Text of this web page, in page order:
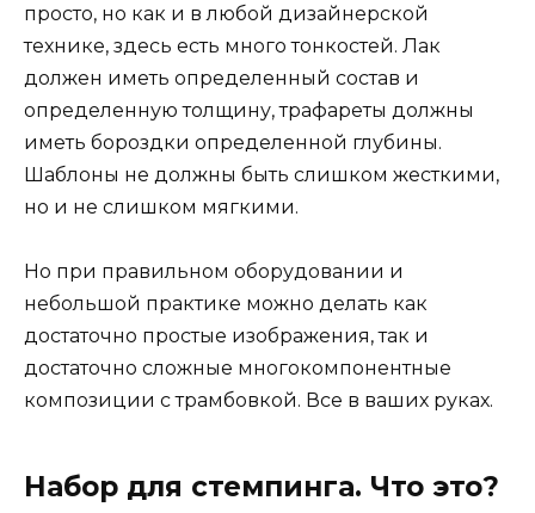
просто, но как и в любой дизайнерской
технике, здесь есть много тонкостей. Лак
должен иметь определенный состав и
определенную толщину, трафареты должны
иметь бороздки определенной глубины.
Шаблоны не должны быть слишком жесткими,
но и не слишком мягкими.
Но при правильном оборудовании и
небольшой практике можно делать как
достаточно простые изображения, так и
достаточно сложные многокомпонентные
композиции с трамбовкой. Все в ваших руках.
Набор для стемпинга. Что это?